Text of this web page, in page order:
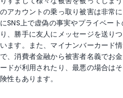
のアカウントの乗っ取り被害は非常
にSNS上で虚偽の事実やプライベー
り、勝手に友人にメッセージを送り
います。また、マイナンバーカード
で、消費者金融から被害者名義でお
ードが利用されたり、最悪の場合は
険性もあります。